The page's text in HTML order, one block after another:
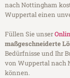
nach Nottingham
Wuppertal einen
Füllen Sie unser
maßgeschneiderte
Bedürfnisse und Ihr
von Wuppertal nach
können.